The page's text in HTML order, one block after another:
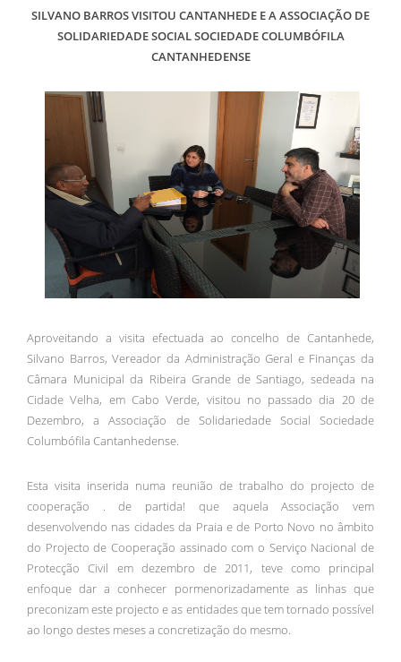
SILVANO BARROS VISITOU CANTANHEDE E A ASSOCIAÇÃO DE
SOLIDARIEDADE SOCIAL SOCIEDADE COLUMBÓFILA
CANTANHEDENSE
Aproveitando a visita efectuada ao concelho de Cantanhede,
Silvano Barros, Vereador da Administração Geral e Finanças da
Câmara Municipal da Ribeira Grande de Santiago, sedeada na
Cidade Velha, em Cabo Verde, visitou no passado dia 20 de
Dezembro, a Associação de Solidariedade Social Sociedade
Columbófila Cantanhedense.
Esta visita inserida numa reunião de trabalho do projecto de
cooperação . de partida! que aquela Associação vem
desenvolvendo nas cidades da Praia e de Porto Novo no âmbito
do Projecto de Cooperação assinado com o Serviço Nacional de
Protecção Civil em dezembro de 2011, teve como principal
enfoque dar a conhecer pormenorizadamente as linhas que
preconizam este projecto e as entidades que tem tornado possível
ao longo destes meses a concretização do mesmo.